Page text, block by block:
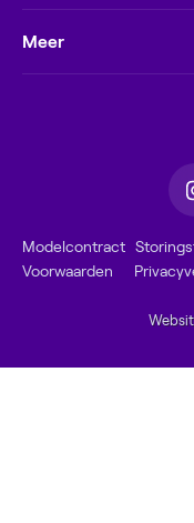
Meer
Modelcontract
Voorwaarden